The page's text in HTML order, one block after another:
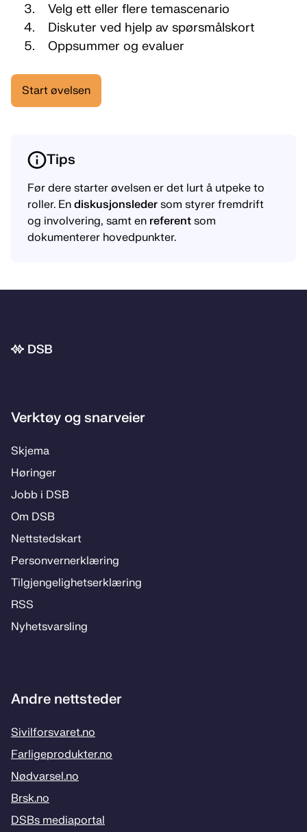
Velg ett eller flere temascenario
Diskuter ved hjelp av spørsmålskort
Oppsummer og evaluer
Start øvelsen
Tips
Før dere starter øvelsen er det lurt å utpeke to
roller. En diskusjonsleder som styrer fremdrift
og involvering, samt en referent som
dokumenterer hovedpunkter.
Bunnområde
Verktøy og snarveier
Skje­­ma
Hø­rin­­ger
Jobb i DSB
Om DSB
Nett­steds­­kart
Per­­son­ver­n­er­klæ­­ring
Til­­­gjen­­ge­­lig­hets­­er­klæ­­ring
RSS
Ny­hets­­vars­­ling
Andre nettsteder
Sivilforsvaret.no
Farligeprodukter.no
Nødvarsel.no
Brsk.no
DSBs mediaportal